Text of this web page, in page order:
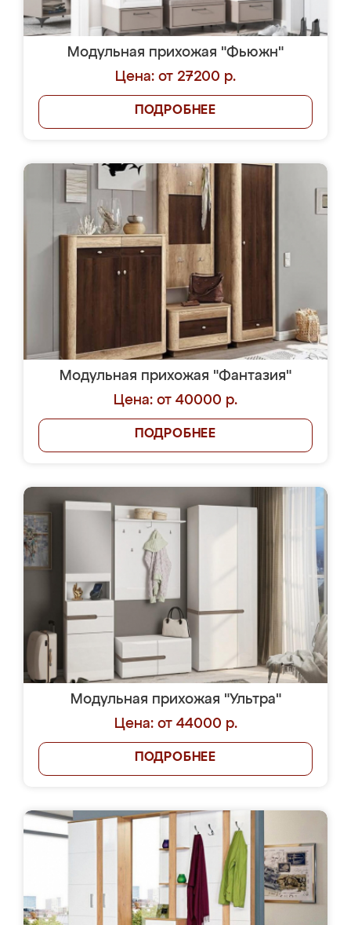
Модульная прихожая "Фьюжн"
Цена: от 27200 р.
ПОДРОБНЕЕ
Модульная прихожая "Фантазия"
Цена: от 40000 р.
ПОДРОБНЕЕ
Модульная прихожая "Ультра"
Цена: от 44000 р.
ПОДРОБНЕЕ